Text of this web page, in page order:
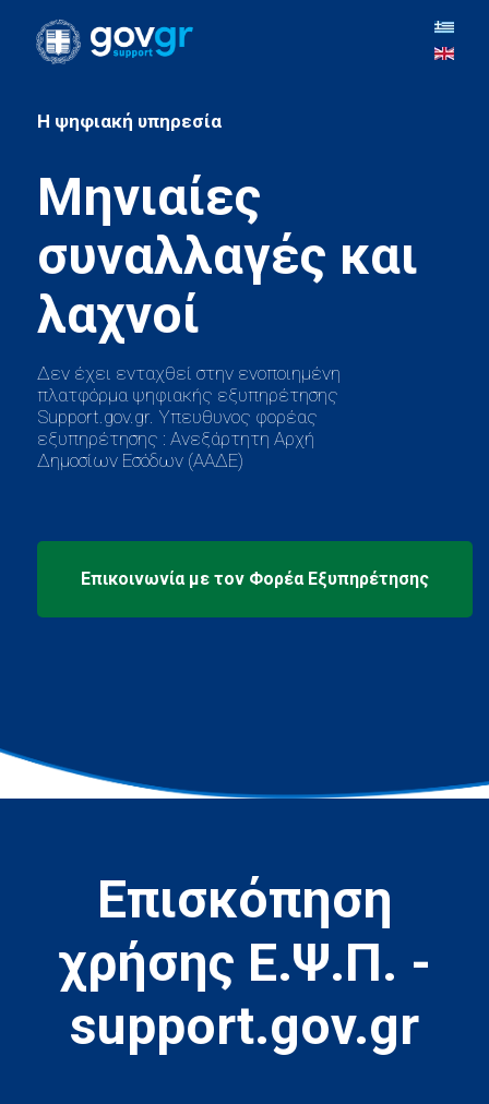
H ψηφιακή υπηρεσία
Μηνιαίες
συναλλαγές και
Δεν έχει ενταχθεί στην ενοποιημένη
πλατφόρμα ψηφιακής εξυπηρέτησης
Support.gov.gr. Υπευθυνος φορέας
εξυπηρέτησης : Ανεξάρτητη Αρχή
Δημοσίων Εσόδων (ΑΑΔΕ)
Επισκόπηση
χρήσης Ε.Ψ.Π. -
support.gov.gr